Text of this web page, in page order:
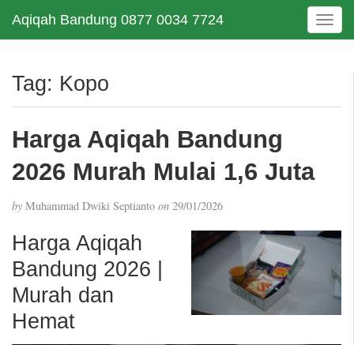
Aqiqah Bandung 0877 0034 7724
T
o
e
t
Tag: Kopo
Harga Aqiqah Bandung
2026 Murah Mulai 1,6 Juta
by Muhammad Dwiki Septianto on 29/01/2026
Harga Aqiqah
Bandung 2026 |
Murah dan
Hemat